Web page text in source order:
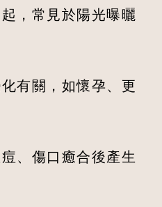
，常見於陽光曝曬
有關，如懷孕、更
、傷口癒合後產生